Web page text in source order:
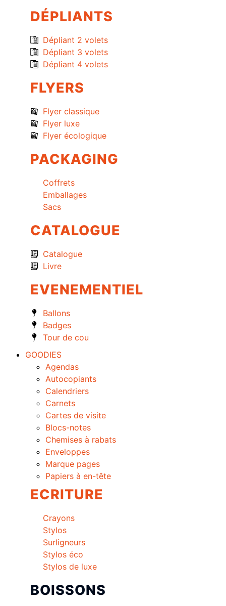
DÉPLIANTS
Dépliant 2 volets
Dépliant 3 volets
Dépliant 4 volets
FLYERS
Flyer classique
Flyer luxe
Flyer écologique
PACKAGING
Coffrets
Emballages
Sacs
CATALOGUE
Catalogue
Livre
EVENEMENTIEL
Ballons
Badges
Tour de cou
GOODIES
Agendas
Autocopiants
Calendriers
Carnets
Cartes de visite
Blocs-notes
Chemises à rabats
Enveloppes
Marque pages
Papiers à en-tête
ECRITURE
Crayons
Stylos
Surligneurs
Stylos éco
Stylos de luxe
BOISSONS